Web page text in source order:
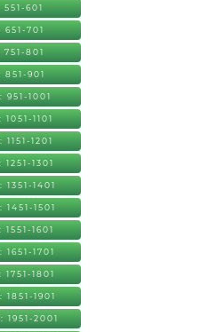
551-601
651-701
751-801
851-901
951-1001
1051-1101
1151-1201
1251-1301
1351-1401
1451-1501
1551-1601
1651-1701
1751-1801
1851-1901
1951-2001